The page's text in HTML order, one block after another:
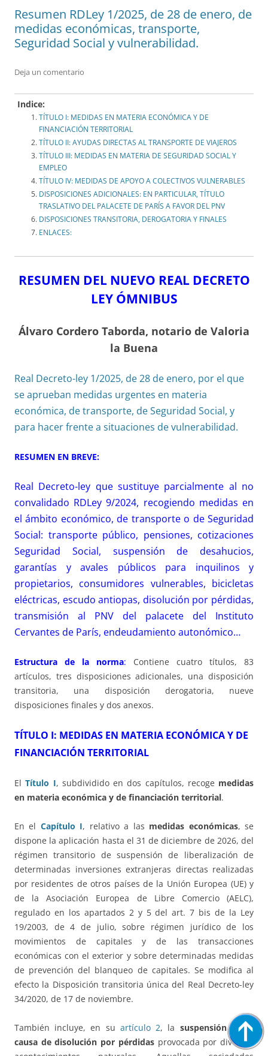
Resumen RDLey 1/2025, de 28 de enero, de
medidas económicas, transporte,
Seguridad Social y vulnerabilidad.
Deja un comentario
Indice:
TÍTULO I: MEDIDAS EN MATERIA ECONÓMICA Y DE
FINANCIACIÓN TERRITORIAL
TÍTULO II: AYUDAS DIRECTAS AL TRANSPORTE DE VIAJEROS
TÍTULO III: MEDIDAS EN MATERIA DE SEGURIDAD SOCIAL Y
EMPLEO
TÍTULO IV: MEDIDAS DE APOYO A COLECTIVOS VULNERABLES
DISPOSICIONES ADICIONALES: EN PARTICULAR, TÍTULO
TRASLATIVO DEL PALACETE DE PARÍS A FAVOR DEL PNV
DISPOSICIONES TRANSITORIA, DEROGATORIA Y FINALES
ENLACES:
RESUMEN DEL NUEVO REAL DECRETO
LEY ÓMNIBUS
Álvaro Cordero Taborda, notario de Valoria
la Buena
Real Decreto-ley 1/2025, de 28 de enero, por el que
se aprueban medidas urgentes en materia
económica, de transporte, de Seguridad Social, y
para hacer frente a situaciones de vulnerabilidad.
RESUMEN EN BREVE:
Real Decreto-ley que sustituye parcialmente al no
convalidado RDLey 9/2024, recogiendo medidas en
el ámbito económico, de transporte o de Seguridad
Social: transporte público, pensiones, cotizaciones
Seguridad Social, suspensión de desahucios,
garantías y avales públicos para inquilinos y
propietarios, consumidores vulnerables, bicicletas
eléctricas, escudo antiopas, disolución por pérdidas,
transmisión al PNV del palacete del Instituto
Cervantes de París, endeudamiento autonómico…
Estructura de la norma: Contiene cuatro títulos, 83
artículos, tres disposiciones adicionales, una disposición
transitoria, una disposición derogatoria, nueve
disposiciones finales y dos anexos.
TÍTULO I: MEDIDAS EN MATERIA ECONÓMICA Y DE
FINANCIACIÓN TERRITORIAL
ElTítulo I, subdividido en dos capítulos, recoge medidas
en materia económica y de financiación territorial.
En el Capítulo I, relativo a las medidas económicas, se
dispone la aplicación hasta el 31 de diciembre de 2026, del
régimen transitorio de suspensión de liberalización de
determinadas inversiones extranjeras directas realizadas
por residentes de otros países de la Unión Europea (UE) y
de la Asociación Europea de Libre Comercio (AELC),
regulado en los apartados 2 y 5 del art. 7 bis de la Ley
19/2003, de 4 de julio, sobre régimen jurídico de los
movimientos de capitales y de las transacciones
económicas con el exterior y sobre determinadas medidas
de prevención del blanqueo de capitales. Se modifica al
efecto la Disposición transitoria única del Real Decreto-ley
34/2020, de 17 de noviembre.
También incluye, en su artículo 2, la suspensión de la
causa de disolución por pérdidasprovocada por diversos